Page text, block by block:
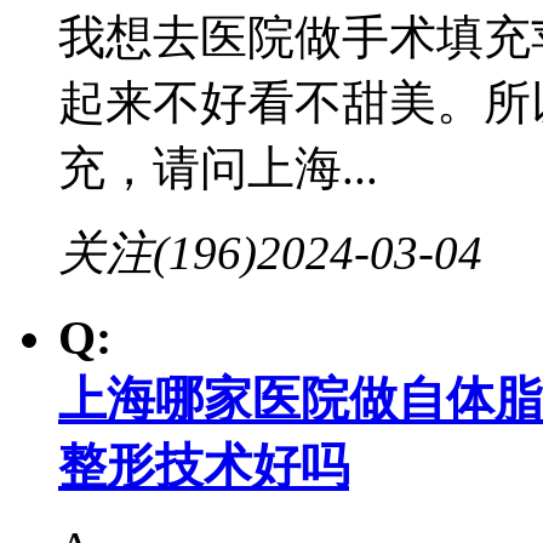
我想去医院做手术填
起来不好看不甜美。
充，请问上海...
关注(196)2024-03-04
Q:
上海哪家医院做自体
整形技术好吗